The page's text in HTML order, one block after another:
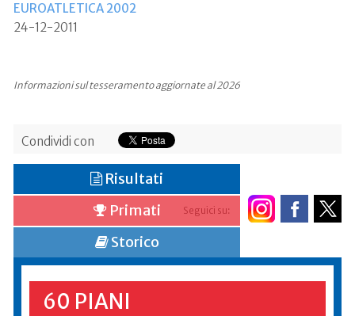
EUROATLETICA 2002
24-12-2011
Informazioni sul tesseramento aggiornate al 2026
Condividi con
Seguici su:
Risultati
Primati
Storico
60 PIANI